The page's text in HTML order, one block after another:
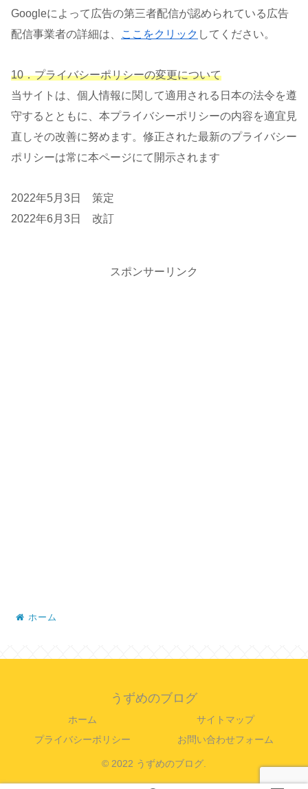
Googleによって広告の第三者配信が認められている広告
配信事業者の詳細は、
ここをクリック してください。
10．プライバシーポリシーの変更について
当サイトは、個人情報に関して適用される日本の法令を遵
守するとともに、本プライバシーポリシーの内容を適宜見
直しその改善に努めます。修正された最新のプライバシー
ポリシーは常に本ページにて開示されます
2022年5月3日 策定
2022年6月3日 改訂
スポンサーリンク
ホーム
うずめのブログ
ホーム
サイトマップ
プライバシーポリシー
お問い合わせフォーム
© 2022 うずめのブログ.